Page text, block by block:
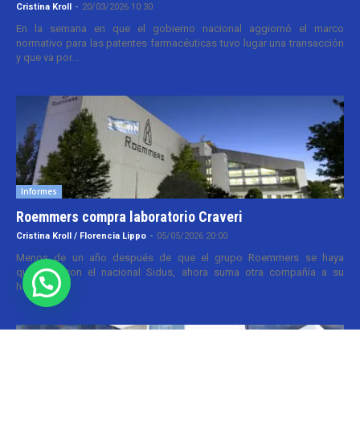
Cristina Kroll - 20/03/2026 10:30
En la semana en que el gobierno nacional aggiornó el marco
normativo para las patentes farmacéuticas tuvo lugar una transacción
y que va por...
Informes
Roemmers compra laboratorio Craveri
Cristina Kroll / Florencia Lippo - 05/05/2026 20:00
Menos de un año después de que el grupo Roemmers se haya
quedado con el nacional Sidus, ahora suma otra compañía a su
holding....